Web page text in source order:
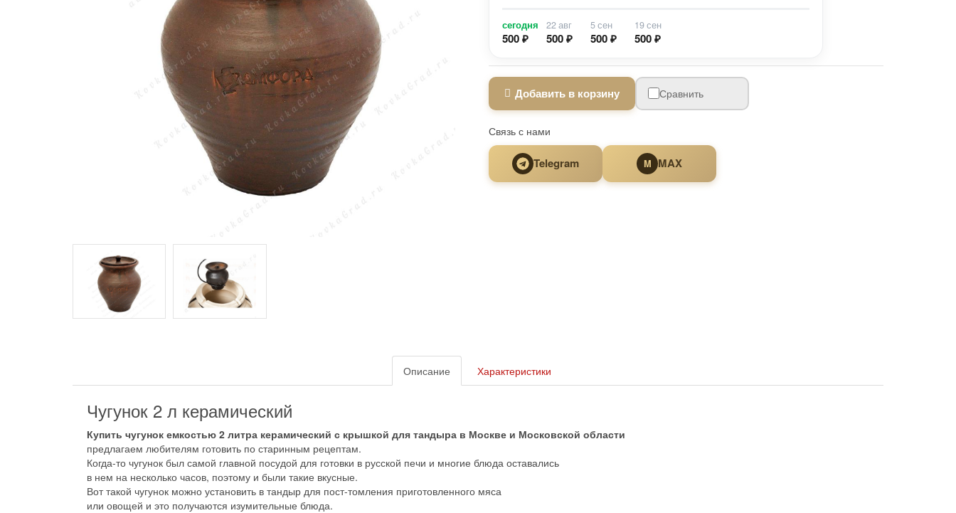
сегодня
500 ₽
22 авг
500 ₽
5 сен
500 ₽
19 сен
500 ₽
Добавить в корзину Сравнить
Связь с нами
Telegram M MAX
Описание Характеристики
Чугунок 2 л керамический
Купить чугунок емкостью 2 литра керамический с крышкой для тандыра в Москве и Московской области
предлагаем любителям готовить по старинным рецептам.
Когда-то чугунок был самой главной посудой для готовки в русской печи и многие блюда оставались
в нем на несколько часов, поэтому и были такие вкусные.
Вот такой чугунок можно установить в тандыр для пост-томления приготовленного мяса
или овощей и это получаются изумительные блюда.